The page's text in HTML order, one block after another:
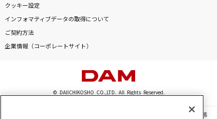
マリーゴールド
あいみょん
BURN
クッキー設定
インフォマティブデータの取得について
ご契約方法
企業情報（コーポレートサイト）
© DAIICHIKOSHO CO.,LTD. All Rights Reserved.
このサイトに掲載されている一切の文章・画像・写真・動画・音声等を、手段や形態